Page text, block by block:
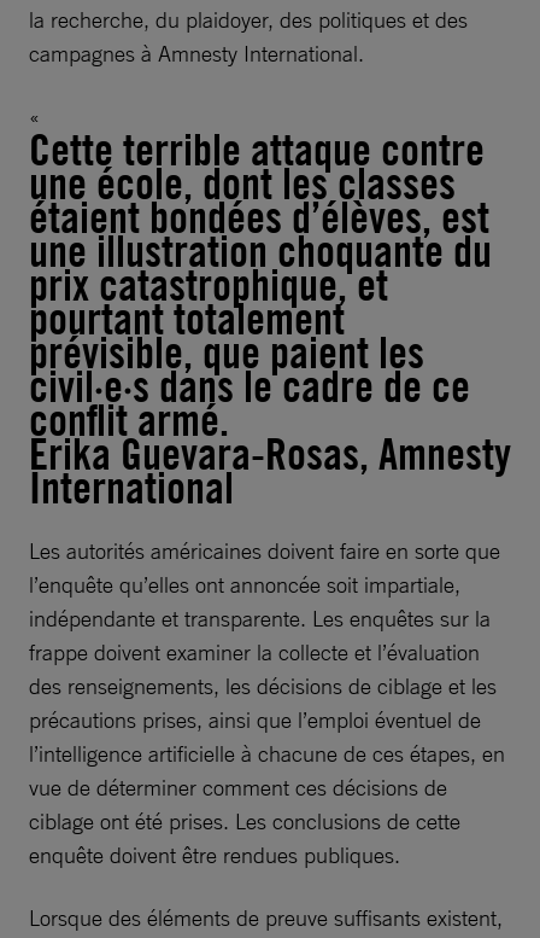
la recherche, du plaidoyer, des politiques et des
campagnes à Amnesty International.
Cette terrible attaque contre
une école, dont les classes
étaient bondées d’élèves, est
une illustration choquante du
prix catastrophique, et
pourtant totalement
prévisible, que paient les
civil·e·s dans le cadre de ce
conflit armé.
Erika Guevara-Rosas, Amnesty
International
Les autorités américaines doivent faire en sorte que
l’enquête qu’elles ont annoncée soit impartiale,
indépendante et transparente. Les enquêtes sur la
frappe doivent examiner la collecte et l’évaluation
des renseignements, les décisions de ciblage et les
précautions prises, ainsi que l’emploi éventuel de
l’intelligence artificielle à chacune de ces étapes, en
vue de déterminer comment ces décisions de
ciblage ont été prises. Les conclusions de cette
enquête doivent être rendues publiques.
Lorsque des éléments de preuve suffisants existent,